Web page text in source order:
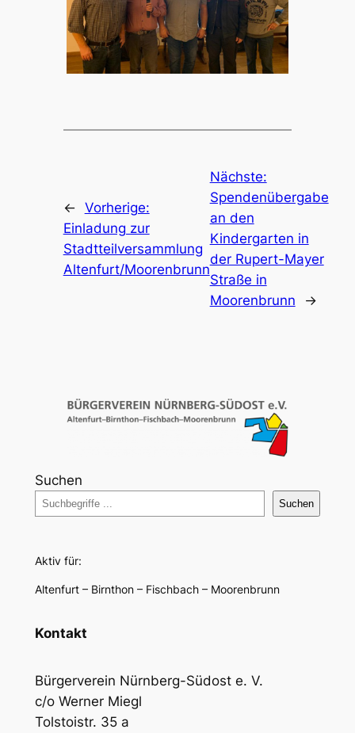
← Vorherige:
Einladung zur
Stadtteilversammlung
Altenfurt/Moorenbrunn
Nächste:
Spendenübergabe
an den
Kindergarten in
der Rupert-Mayer
Straße in
Moorenbrunn
→
Suchen
Suchen
Aktiv für:
Altenfurt – Birnthon – Fischbach – Moorenbrunn
Kontakt
Bürgerverein Nürnberg-Südost e. V.
c/o Werner Miegl
Tolstoistr. 35 a